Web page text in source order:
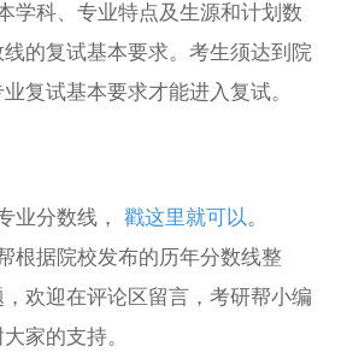
学科、专业特点及生源和计划数
的复试基本要求。考生须达到院
复试基本要求才能进入复试。
业分数线，戳这里就可以 。
根据院校发布的历年分数线整
欢迎在评论区留言，考研帮小编
家的支持。